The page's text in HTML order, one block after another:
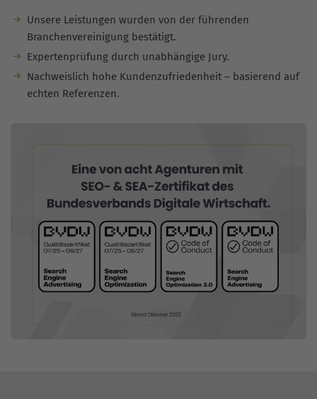
Unsere Leistungen wurden von der führenden
Branchenvereinigung bestätigt.
Expertenprüfung durch unabhängige Jury.
Nachweislich hohe Kundenzufriedenheit – basierend auf
echten Referenzen.